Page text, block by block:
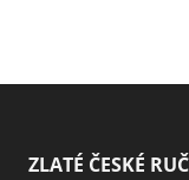
ZLATÉ ČESKÉ